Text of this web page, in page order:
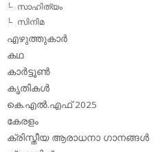
സാഹിത്യം
സിനിമ
എഴുത്തുകാര്‍
കഥ
കാര്‍ട്ടൂണ്‍
കൃതികള്‍
കെ.എല്‍.എഫ് 2025
കേരളം
ക്രിസ്തീയ ആരാധനാ ഗാനങ്ങള്‍